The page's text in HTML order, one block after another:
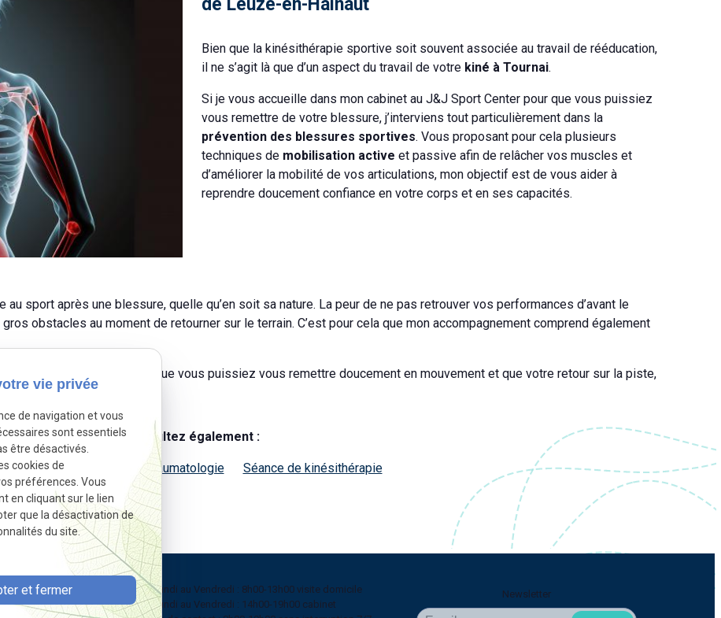
de Leuze-en-Hainaut
Bien que la kinésithérapie sportive soit souvent associée au travail de rééducation,
il ne s’agit là que d’un aspect du travail de votre kiné à Tournai.
Si je vous accueille dans mon cabinet au J&J Sport Center pour que vous puissiez
vous remettre de votre blessure, j’interviens tout particulièrement dans la
prévention des blessures sportives. Vous proposant pour cela plusieurs
techniques de mobilisation active et passive afin de relâcher vos muscles et
d’améliorer la mobilité de vos articulations, mon objectif est de vous aider à
reprendre doucement confiance en votre corps et en ses capacités.
sport après une blessure, quelle qu’en soit sa nature. La peur de ne pas retrouver vos performances d’avant le
obstacles au moment de retourner sur le terrain. C’est pour cela que mon accompagnement comprend également
, je mets tout en œuvre pour que vous puissiez vous remettre doucement en mouvement et que votre retour sur la piste,
fluide possible.
Consultez également :
Votre kinésithérapeute Traumatologie Séance de kinésithérapie
Hautrieux 7534 BARRY
Du Lundi au Vendredi : 8h00-13h00 visite domicile
Du Lundi au Vendredi : 14h00-19h00 cabinet
Newsletter
vie privée
de navigation et vous
sont essentiels
être désactivés.
cookies de
préférences. Vous
en cliquant sur le lien
que la désactivation de
du site.
et fermer